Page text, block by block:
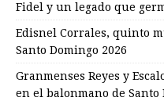
Fidel y un legado que
Edisnel Corrales, quinto
Santo Domingo 2026
Granmenses Reyes y
en el balonmano de Santo